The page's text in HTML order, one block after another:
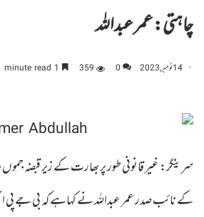
چاہتی: عمر عبداللہ
14 نومبر, 2023 0
359
سرینگر: غیر قانونی طور پر بھارت کے زیر قبضہ
کے نائب صدر عمر عبداللہ نے کہاہے کہ بی جے پی